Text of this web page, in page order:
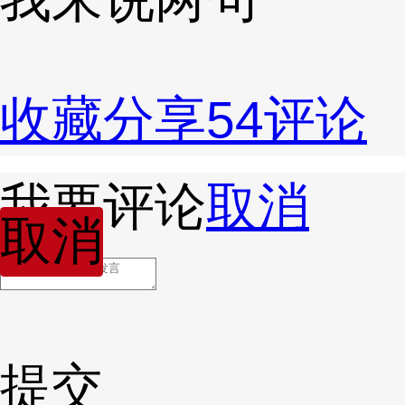
收藏分享54评论
取消
我要评论取消
提交